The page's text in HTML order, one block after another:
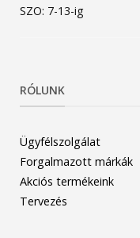
SZO: 7-13-ig
RÓLUNK
Ügyfélszolgálat
Forgalmazott márkák
Akciós termékeink
Tervezés